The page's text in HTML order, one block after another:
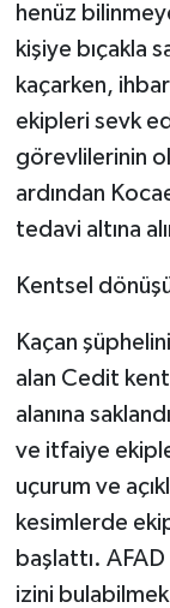
henüz
kişiye bıçakla
kaçarken,
ekipleri sevk
görevlilerinin
ardından
tedavi altına
Kentsel
Kaçan
alan Cedit
alanına
ve itfaiye
uçurum ve
kesimlerde
başlattı. AFAD
izini